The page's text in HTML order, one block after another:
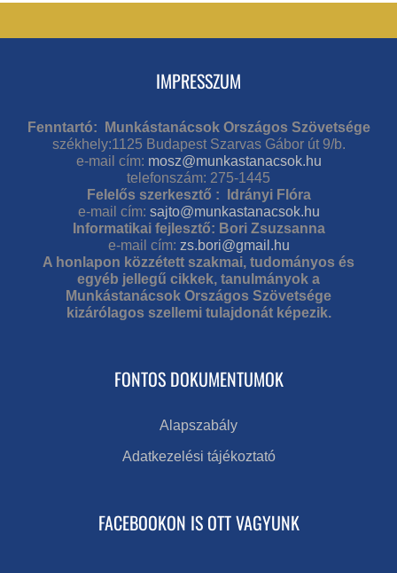
IMPRESSZUM
Fenntartó: Munkástanácsok Országos Szövetsége
székhely:1125 Budapest Szarvas Gábor út 9/b.
e-mail cím: mosz@munkastanacsok.hu
telefonszám: 275-1445
Felelős szerkesztő : Idrányi Flóra
e-mail cím: sajto@munkastanacsok.hu
Informatikai fejlesztő: Bori Zsuzsanna
e-mail cím: zs.bori@gmail.hu
A honlapon közzétett szakmai, tudományos és
egyéb jellegű cikkek, tanulmányok a
Munkástanácsok Országos Szövetsége
kizárólagos szellemi tulajdonát képezik.
FONTOS DOKUMENTUMOK
Alapszabály
Adatkezelési tájékoztató
FACEBOOKON IS OTT VAGYUNK